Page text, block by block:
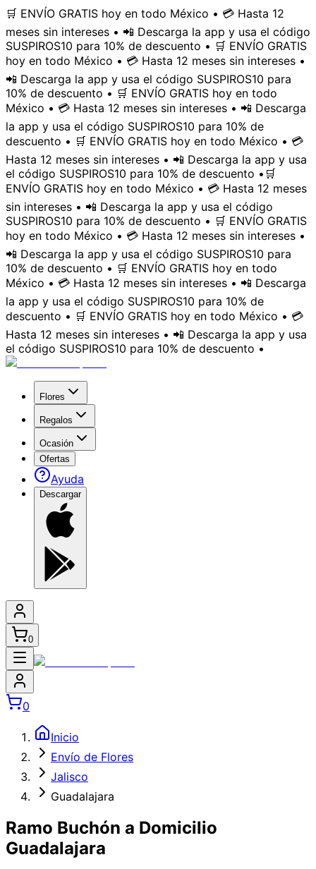
🛒 ENVÍO GRATIS hoy en todo México • 💳 Hasta 12
meses sin intereses • 📲 Descarga la app y usa el código
SUSPIROS10 para 10% de descuento • 🛒 ENVÍO GRATIS
hoy en todo México • 💳 Hasta 12 meses sin intereses •
📲 Descarga la app y usa el código SUSPIROS10 para
10% de descuento • 🛒 ENVÍO GRATIS hoy en todo
México • 💳 Hasta 12 meses sin intereses • 📲 Descarga
la app y usa el código SUSPIROS10 para 10% de
descuento • 🛒 ENVÍO GRATIS hoy en todo México • 💳
Hasta 12 meses sin intereses • 📲 Descarga la app y usa
el código SUSPIROS10 para 10% de descuento • 🛒
ENVÍO GRATIS hoy en todo México • 💳 Hasta 12 meses
sin intereses • 📲 Descarga la app y usa el código
SUSPIROS10 para 10% de descuento • 🛒 ENVÍO GRATIS
hoy en todo México • 💳 Hasta 12 meses sin intereses •
📲 Descarga la app y usa el código SUSPIROS10 para
10% de descuento • 🛒 ENVÍO GRATIS hoy en todo
México • 💳 Hasta 12 meses sin intereses • 📲 Descarga
la app y usa el código SUSPIROS10 para 10% de
descuento • 🛒 ENVÍO GRATIS hoy en todo México • 💳
Hasta 12 meses sin intereses • 📲 Descarga la app y usa
el código SUSPIROS10 para 10% de descuento •
Flores
Regalos
Ocasión
Ofertas
Ayuda
Descargar
0
0
Inicio
Envío de Flores
Jalisco
Guadalajara
Ramo Buchón a Domicilio
Guadalajara